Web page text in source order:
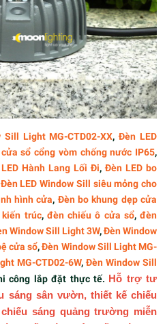
Sill Light MG-CTD02-XX,Đèn LED
sổ cổng vòm chống nước IP65,
Hành Lang Lối Đi, Đèn LED bo
Đèn LED Window Sill siêu mỏng cho
hình cửa, Đèn bo khung dẹp cửa
trúc, đèn chiếu ô cửa sổ,đèn
Window Sill Light 3W,Đèn Window
cửa sổ,Đèn Window Sill Light MG-
MG-CTD02-6W, Đèn Window Sill
công lắp đặt thực tế. Hỗ trợ tư
sáng sân vườn, thiết kế chiếu
sáng quảng trường miễn